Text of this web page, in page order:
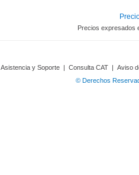
Precios expresados
Asistencia y Soporte | Consulta CAT | Aviso
© Derechos